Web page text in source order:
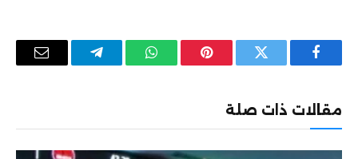
فيسبوك تويتر بينتيريستواتساب تيلقرام
البريد
مقالات ذات صلة